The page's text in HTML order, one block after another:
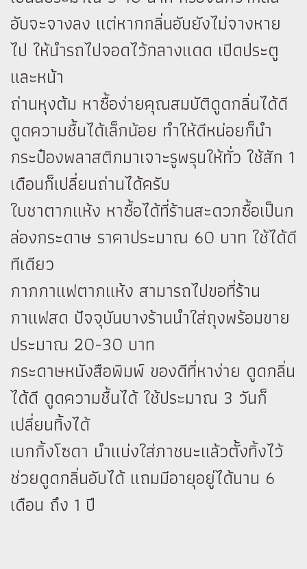
อับจะจางลง แต่หากกลิ่นอับยังไม่จางหาย
ไป ให้นำรถไปจอดไว้กลางแดด เปิดประตู
และหน้า
ถ่านหุงต้ม หาซื้อง่ายคุณสมบัติดูดกลิ่นได้ดี
ดูดความชื้นได้เล็กน้อย ทำให้ดีหน่อยก็นำ
กระป๋องพลาสติกมาเจาะรูพรุนให้ทั่ว ใช้สัก 1
เดือนก็เปลี่ยนถ่านได้ครับ
ใบชาตากแห้ง หาซื้อได้ที่ร้านสะดวกซื้อเป็นก
ล่องกระดาษ ราคาประมาณ 60 บาท ใช้ได้ดี
ทีเดียว
กากกาแฟตากแห้ง สามารถไปขอที่ร้าน
กาแฟสด ปัจจุบันบางร้านนำใส่ถุงพร้อมขาย
ประมาณ 20-30 บาท
กระดาษหนังสือพิมพ์ ของดีที่หาง่าย ดูดกลิ่น
ได้ดี ดูดความชื้นได้ ใช้ประมาณ 3 วันก็
เปลี่ยนทิ้งได้
เบกกิ้งโซดา นำแบ่งใส่ภาชนะแล้วตั้งทิ้งไว้
ช่วยดูดกลิ่นอับได้ แถมมีอายุอยู่ได้นาน 6
เดือน ถึง 1 ปี